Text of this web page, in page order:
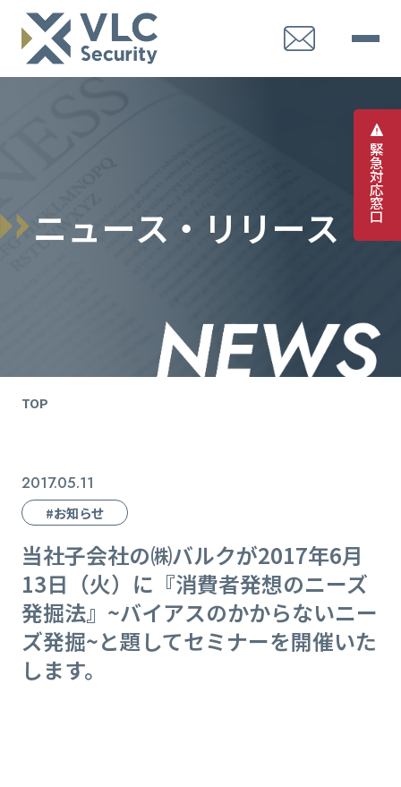
緊
急
対
応
窓
口
ニュース ・ リ リ ース
TOP
2017.05.11
#お知らせ
当社子会社の㈱バルクが2017年6月
13日（火）に『消費者発想のニーズ
発掘法』~バイアスのかからないニー
ズ発掘~と題してセミナーを開催いた
します。